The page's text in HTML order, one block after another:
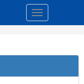
Toggle